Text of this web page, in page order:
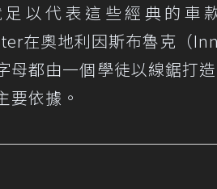
以代表這些經典的車
在奧地利因斯布魯克（
母都由一個學徒以線鋸打
要依據。